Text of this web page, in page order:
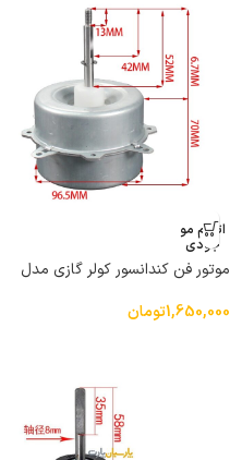
اتمام مو
جودی
موتور فن کندانسور کولر گازی مدل
1,650,000تومان